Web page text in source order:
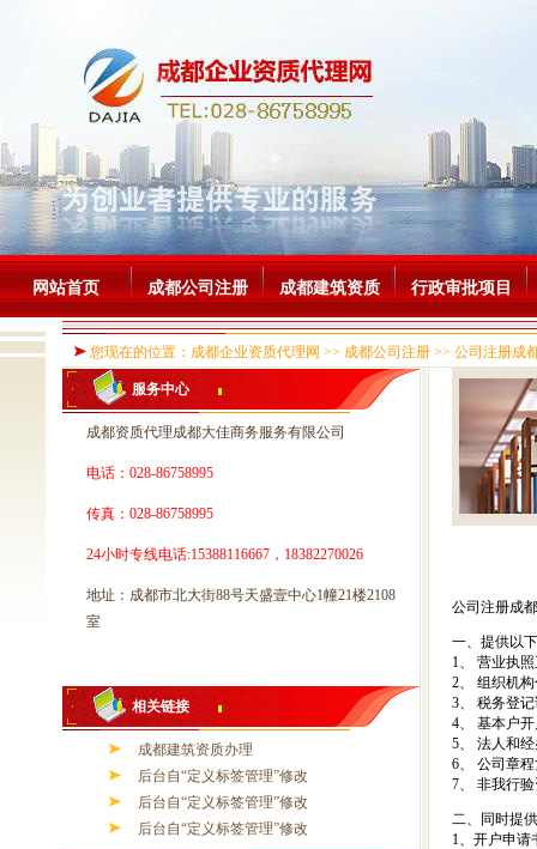
网站首页 成都公司注册 成都建筑资质 行政审批项目
您现在的位置：成都企业资质代理网 >> 成都公司注册 >> 公司注册成
服务中心
成都资质代理成都大佳商务服务有限公司
电话：028-86758995
传真：028-86758995
24小时专线电话:15388116667，18382270026
地址：成都市北大街88号天盛壹中心1幢21楼2108
室
相关链接
成都建筑资质办理
后台自“定义标签管理”修改
后台自“定义标签管理”修改
后台自“定义标签管理”修改
公司注册成
一、提供以
1、 营业执
2、 组织机
3、 税务登
4、 基本户
5、 法人和
6、 公司章
7、 非我行
二、同时提供
1、开户申请